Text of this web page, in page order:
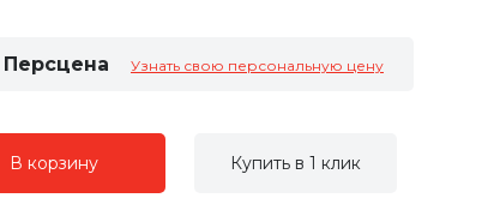
Персцена Узнать свою персональную цену
В корзину Купить в 1 клик